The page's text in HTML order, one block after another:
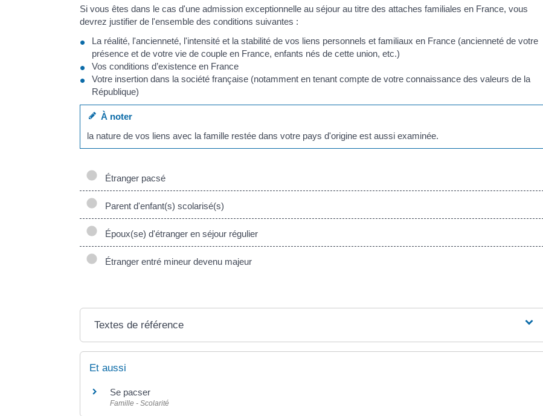
Si vous êtes dans le cas d'une admission exceptionnelle au séjour au titre des attaches familiales en France, vous
devrez justifier de l'ensemble des conditions suivantes :
La réalité, l'ancienneté, l'intensité et la stabilité de vos liens personnels et familiaux en France (ancienneté de votre
présence et de votre vie de couple en France, enfants nés de cette union, etc.)
Vos conditions d’existence en France
Votre insertion dans la société française (notamment en tenant compte de votre connaissance des valeurs de la
République)
À noter
la nature de vos liens avec la famille restée dans votre pays d'origine est aussi examinée.
Étranger pacsé
Parent d'enfant(s) scolarisé(s)
Époux(se) d'étranger en séjour régulier
Étranger entré mineur devenu majeur
Textes de référence
Et aussi
Se pacser
Famille - Scolarité